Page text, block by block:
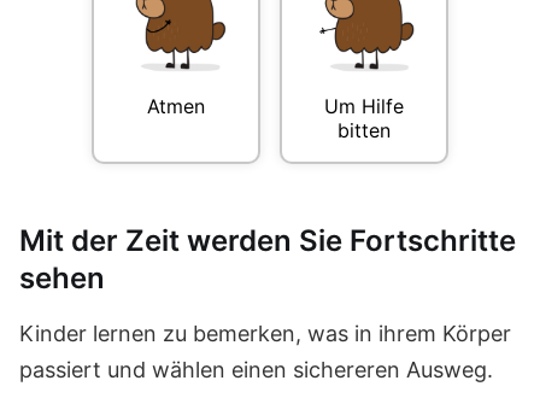
Atmen
Um Hilfe
bitten
Mit der Zeit werden Sie Fortschritte
sehen
Kinder lernen zu bemerken, was in ihrem Körper
passiert und wählen einen sichereren Ausweg.